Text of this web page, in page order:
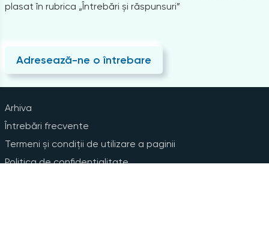
plasat în rubrica „Întrebări și răspunsuri”
Adresează-ne o întrebare
Arhiva
Întrebări frecvente
Termeni și condiții de utilizare a paginii
Politica de confidențialitate